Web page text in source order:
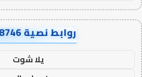
روابط نصية AA98746
يلا شوت